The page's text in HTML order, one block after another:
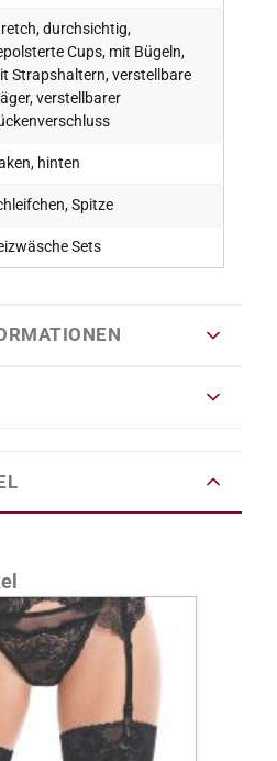
durchsichtig,
Cups, mit Bügeln,
Strapshaltern, verstellbare
verstellbarer
hinten
Spitze
Sets